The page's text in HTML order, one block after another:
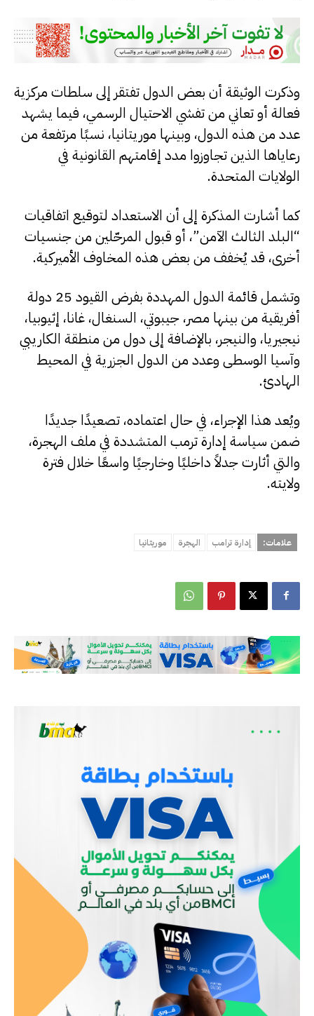
وذكرت الوثيقة أن بعض الدول تفتقر إلى سلطات مركزية
فعالة أو تعاني من تفشي الاحتيال الرسمي، فيما يشهد
عدد من هذه الدول، وبينها موريتانيا، نسبًا مرتفعة من
رعاياها الذين تجاوزوا مدد إقامتهم القانونية في
الولايات المتحدة.
كما أشارت المذكرة إلى أن الاستعداد لتوقيع اتفاقيات
“البلد الثالث الآمن”، أو قبول المرحّلين من جنسيات
أخرى، قد يُخفف من بعض هذه المخاوف الأميركية.
وتشمل قائمة الدول المهددة بفرض القيود 25 دولة
أفريقية من بينها مصر، جيبوتي، السنغال، غانا، إثيوبيا،
نيجيريا، والنيجر، بالإضافة إلى دول من منطقة الكاريبي
وآسيا الوسطى وعدد من الدول الجزرية في المحيط
الهادئ.
ويُعد هذا الإجراء، في حال اعتماده، تصعيدًا جديدًا
ضمن سياسة إدارة ترمب المتشددة في ملف الهجرة،
والتي أثارت جدلاً داخليًا وخارجيًا واسعًا خلال فترة
ولايته.
علامات: إدارة ترامب الهجرة موريتانيا